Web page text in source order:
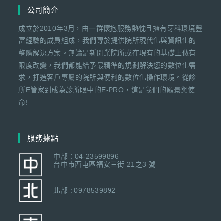
公司簡介
成立於2010年3月，由一群懷抱服務熱忱且擁有牙科環境豐
富經驗的成員組成，我們專於提供院所現代化與資訊化的
整體解決方案。無論是新開業院所或在現有的基礎上做有
限度改變，我們都能給予最精準的規劃解決您的數位化需
求，打造客戶專屬的院所與便利的數位化操作環境。從診
所E管家到成為診所眼中的E-PRO，這是我們的願景與使
命!
服務據點
中部：04-23599896
台中市西屯區福安三街 21之3 號
北部 : 0978539892